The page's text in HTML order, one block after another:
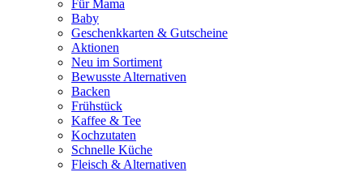
Für Mama
Baby
Geschenkkarten & Gutscheine
Aktionen
Neu im Sortiment
Bewusste Alternativen
Backen
Frühstück
Kaffee & Tee
Kochzutaten
Schnelle Küche
Fleisch & Alternativen